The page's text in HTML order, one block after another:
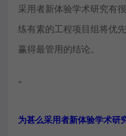
采用者新体验学术研究有
练有素的工程项目组将优
赢得最管用的结论。
“
为甚么采用者新体验学术研